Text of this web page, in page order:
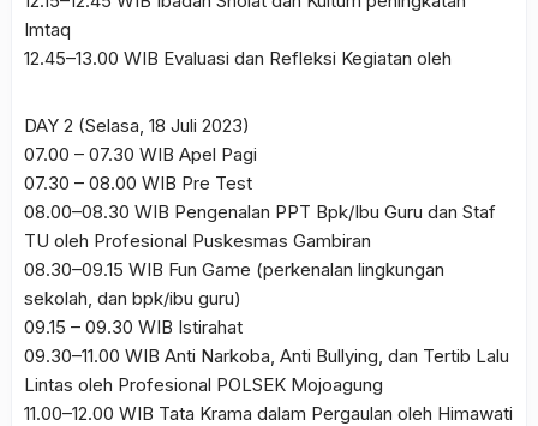
Imtaq
12.45–13.00 WIB Evaluasi dan Refleksi Kegiatan oleh
DAY 2 (Selasa, 18 Juli 2023)
07.00 – 07.30 WIB Apel Pagi
07.30 – 08.00 WIB Pre Test
08.00–08.30 WIB Pengenalan PPT Bpk/Ibu Guru dan Staf
TU oleh Profesional Puskesmas Gambiran
08.30–09.15 WIB Fun Game (perkenalan lingkungan
sekolah, dan bpk/ibu guru)
09.15 – 09.30 WIB Istirahat
09.30–11.00 WIB Anti Narkoba, Anti Bullying, dan Tertib Lalu
Lintas oleh Profesional POLSEK Mojoagung
11.00–12.00 WIB Tata Krama dalam Pergaulan oleh Himawati